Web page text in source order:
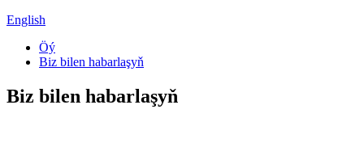
English
Öý
Biz bilen habarlaşyň
Biz bilen habarlaşyň